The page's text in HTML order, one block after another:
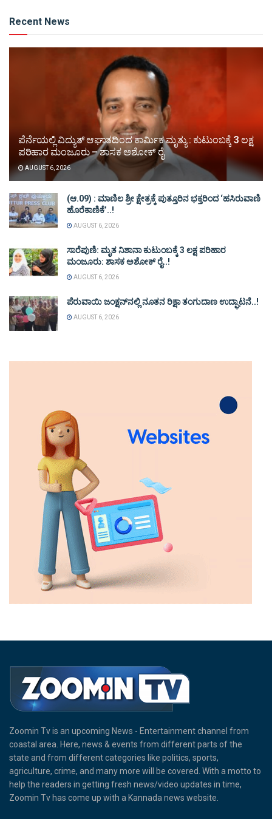
Recent News
ಪೆರ್ನೆಯಲ್ಲಿ ವಿದ್ಯುತ್ ಆಘಾತದಿಂದ ಕಾರ್ಮಿಕ ಮೃತ್ಯು : ಕುಟುಂಬಕ್ಕೆ 3 ಲಕ್ಷ
ಪರಿಹಾರ ಮಂಜೂರು – ಶಾಸಕ ಅಶೋಕ್ ರೈ
AUGUST 6, 2026
(ಆ.09) : ಮಾಣಿಲ ಶ್ರೀ ಕ್ಷೇತ್ರಕ್ಕೆ ಪುತ್ತೂರಿನ ಭಕ್ತರಿಂದ ‘ಹಸಿರುವಾಣಿ
ಹೊರೆಕಾಣಿಕೆ’..!
AUGUST 6, 2026
ಸಾರೆಪುಣಿ: ಮೃತ ನಿಶಾನಾ ಕುಟುಂಬಕ್ಕೆ 3 ಲಕ್ಷ ಪರಿಹಾರ
ಮಂಜೂರು: ಶಾಸಕ ಅಶೋಕ್ ರೈ..!
AUGUST 6, 2026
ಪೆರುವಾಯಿ ಜಂಕ್ಷನ್‌ನಲ್ಲಿ ನೂತನ ರಿಕ್ಷಾ ತಂಗುದಾಣ ಉದ್ಘಾಟನೆ..!
AUGUST 6, 2026
Zoomin Tv is an upcoming News - Entertainment channel from
coastal area. Here, news & events from different parts of the
state and from different categories like politics, sports,
agriculture, crime, and many more will be covered. With a motto to
help the readers in getting fresh news/video updates in time,
Zoomin Tv has come up with a Kannada news website.